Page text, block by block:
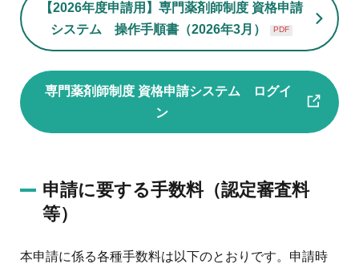
【2026年度申請用】専門薬剤師制度 資格申請
システム 操作手順書（2026年3月）
PDF
専門薬剤師制度 資格申請システム
ログイ
ン
申請に要する手数料（認定審査料
等）
本申請に係る各種手数料は以下のとおりです。申請時